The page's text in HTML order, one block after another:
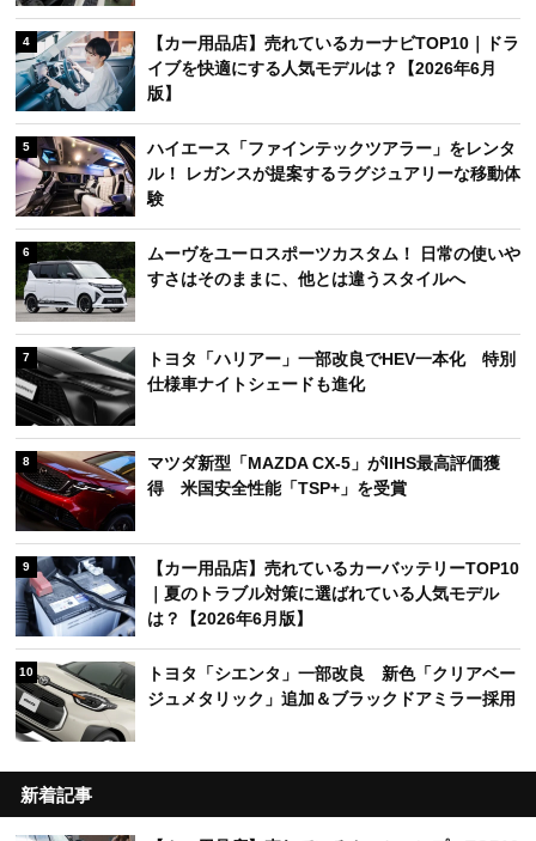
4
【カー用品店】売れているカーナビTOP10｜ドラ
イブを快適にする人気モデルは？【2026年6月
版】
5
ハイエース「ファインテックツアラー」をレンタ
ル！ レガンスが提案するラグジュアリーな移動体
験
6
ムーヴをユーロスポーツカスタム！ 日常の使いや
すさはそのままに、他とは違うスタイルへ
7
トヨタ「ハリアー」一部改良でHEV一本化 特別
仕様車ナイトシェードも進化
8
マツダ新型「MAZDA CX-5」がIIHS最高評価獲
得 米国安全性能「TSP+」を受賞
9
【カー用品店】売れているカーバッテリーTOP10
｜夏のトラブル対策に選ばれている人気モデル
は？【2026年6月版】
10
トヨタ「シエンタ」一部改良 新色「クリアベー
ジュメタリック」追加＆ブラックドアミラー採用
新着記事